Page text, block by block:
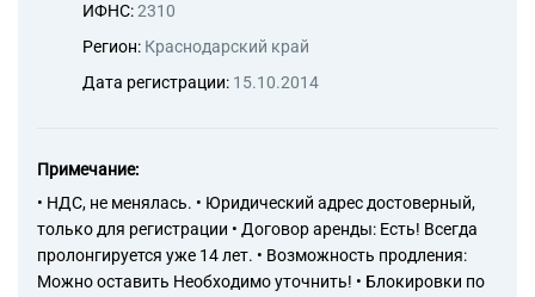
ИФНС:2310
Регион: Краснодарский край
Дата регистрации: 15.10.2014
Примечание:
• НДС, не менялась. • Юридический адрес достоверный,
только для регистрации • Договор аренды: Есть! Всегда
пролонгируется уже 14 лет. • Возможность продления:
Можно оставить Необходимо уточнить! • Блокировки по